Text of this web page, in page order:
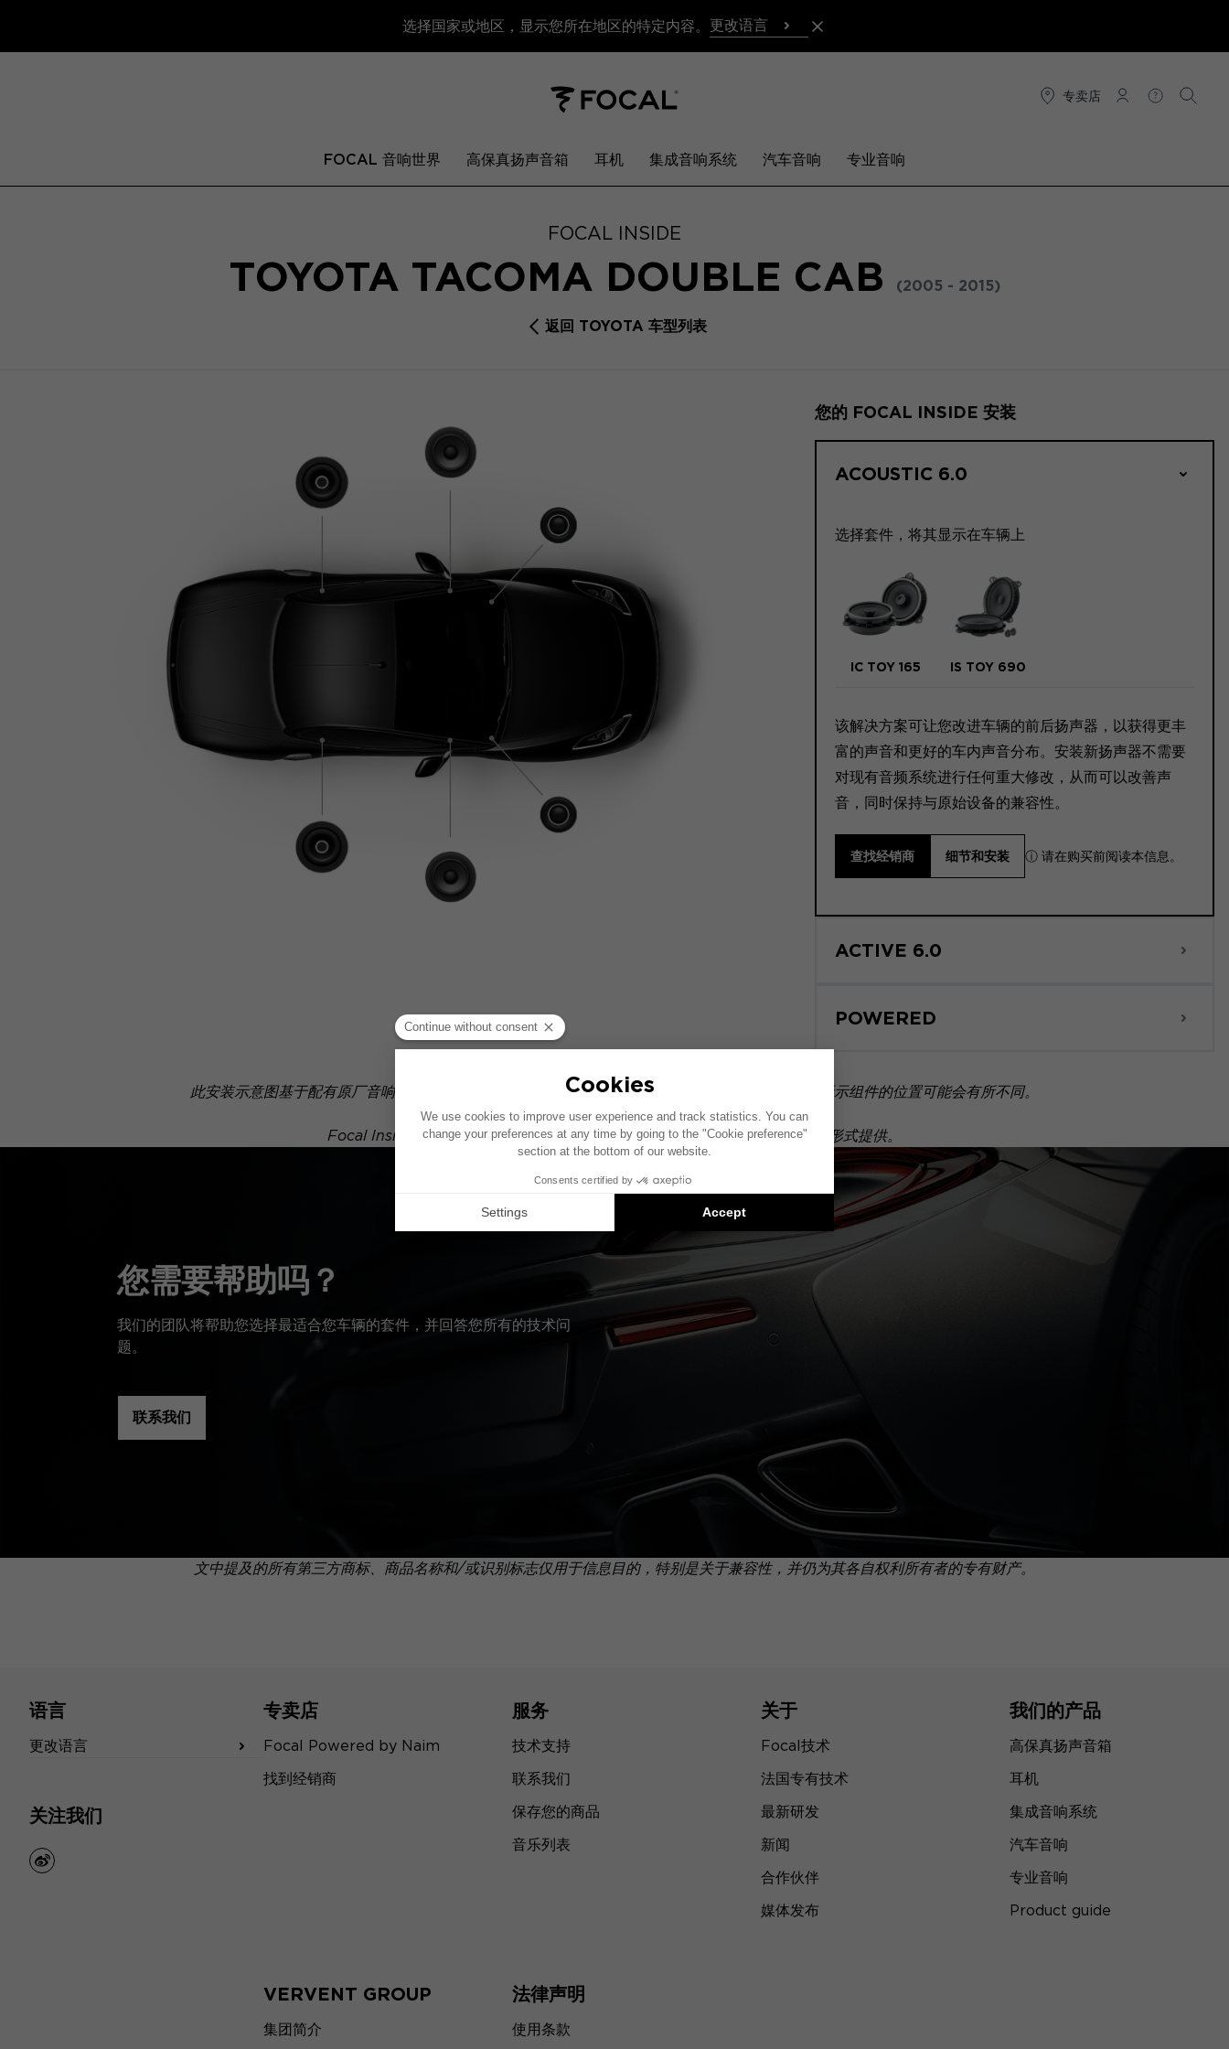
选择国家或地区，显示您所在地区的特定内容。 更改语言
专卖店
连接 帮助 搜索
FOCAL 音响世界 高保真扬声音箱 耳机 集成音响系统 汽车音响 专业音响
FOCAL INSIDE
TOYOTA TACOMA DOUBLE CAB (2005 - 2015)
返回 TOYOTA 车型列表
您的 FOCAL INSIDE 安装
ACOUSTIC 6.0
选择套件，将其显示在车辆上
IC TOY 165 IS TOY 690
该解决方案可让您改进车辆的前后扬声器，以获得更丰
富的声音和更好的车内声音分布。安装新扬声器不需要
对现有音频系统进行任何重大修改，从而可以改善声
音，同时保持与原始设备的兼容性。
查找经销商 细节和安装 ⓘ 请在购买前阅读本信息。
ACTIVE 6.0
POWERED
此安装示意图基于配有原厂音响系统的车辆绘制。如果您的车辆配有特定的高保真选装配置，图中所示组件的位置可能会有所不同。
Focal Inside 安装方案是兼容产品的推荐：每个组件均单独销售，并非以套装形式提供。
您需要帮助吗？
我们的团队将帮助您选择最适合您车辆的套件，并回答您所有的技术问
题。
联系我们
文中提及的所有第三方商标、商品名称和/或识别标志仅用于信息目的，特别是关于兼容性，并仍为其各自权利所有者的专有财产。
语言
更改语言
关注我们
weibo
专卖店
Focal Powered by Naim
找到经销商
服务
技术支持
联系我们
保存您的商品
音乐列表
关于
Focal技术
法国专有技术
最新研发
新闻
合作伙伴
媒体发布
我们的产品
高保真扬声音箱
耳机
集成音响系统
汽车音响
专业音响
Product guide
VERVENT GROUP
集团简介
法律声明
使用条款